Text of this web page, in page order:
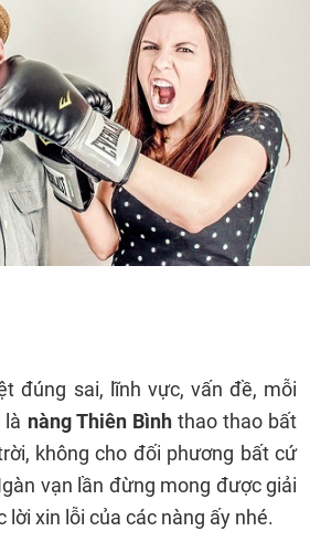
đúng sai, lĩnh vực, vấn đề, mỗi
là nàng Thiên Bìnhthao thao bất
không cho đối phương bất cứ
vạn lần đừng mong được giải
lời xin lỗi của các nàng ấy nhé.